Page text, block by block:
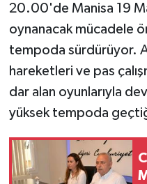
20.00'de Manisa 19
oynanacak mücadele
tempoda sürdürüyor.
hareketleri ve pas
dar alan oyunlarıyla
yüksek tempoda